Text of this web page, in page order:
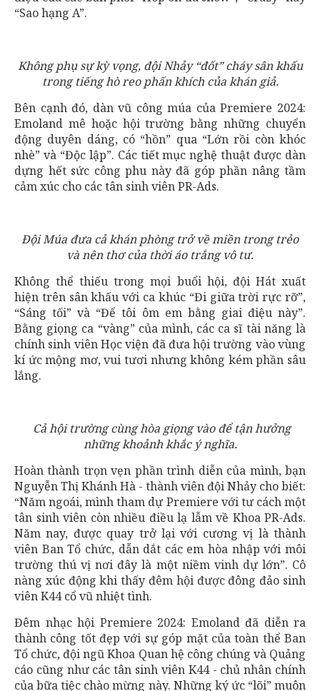
“Sao hạng A”.
Không phụ sự kỳ vọng, đội Nhảy “đốt” cháy sân khấu
trong tiếng hò reo phấn khích của khán giả.
Bên cạnh đó, dàn vũ công múa của Premiere 2024:
Emoland mê hoặc hội trường bằng những chuyển
động duyên dáng, có “hồn” qua “Lớn rồi còn khóc
nhè” và “Độc lập”. Các tiết mục nghệ thuật được dàn
dựng hết sức công phu này đã góp phần nâng tầm
cảm xúc cho các tân sinh viên PR-Ads.
Đội Múa đưa cả khán phòng trở về miền trong trẻo
và nên thơ của thời áo trắng vô tư.
Không thể thiếu trong mọi buổi hội, đội Hát xuất
hiện trên sân khấu với ca khúc “Đi giữa trời rực rỡ”,
“Sáng tối” và “Để tôi ôm em bằng giai điệu này”.
Bằng giọng ca “vàng” của mình, các ca sĩ tài năng là
chính sinh viên Học viện đã đưa hội trường vào vùng
kí ức mộng mơ, vui tươi nhưng không kém phần sâu
lắng.
Cả hội trường cùng hòa giọng vào để tận hưởng
những khoảnh khắc ý nghĩa.
Hoàn thành trọn vẹn phần trình diễn của mình, bạn
Nguyễn Thị Khánh Hà - thành viên đội Nhảy cho biết:
“Năm ngoái, mình tham dự Premiere với tư cách một
tân sinh viên còn nhiều điều lạ lẫm về Khoa PR-Ads.
Năm nay, được quay trở lại với cương vị là thành
viên Ban Tổ chức, dẫn dắt các em hòa nhập với môi
trường thú vị nơi đây là một niềm vinh dự lớn”. Cô
nàng xúc động khi thấy đêm hội được đông đảo sinh
viên K44 cổ vũ nhiệt tình.
Đêm nhạc hội Premiere 2024: Emoland đã diễn ra
thành công tốt đẹp với sự góp mặt của toàn thể Ban
Tổ chức, đội ngũ Khoa Quan hệ công chúng và Quảng
cáo cũng như các tân sinh viên K44 - chủ nhân chính
của bữa tiệc chào mừng này. Những ký ức “lõi” muôn